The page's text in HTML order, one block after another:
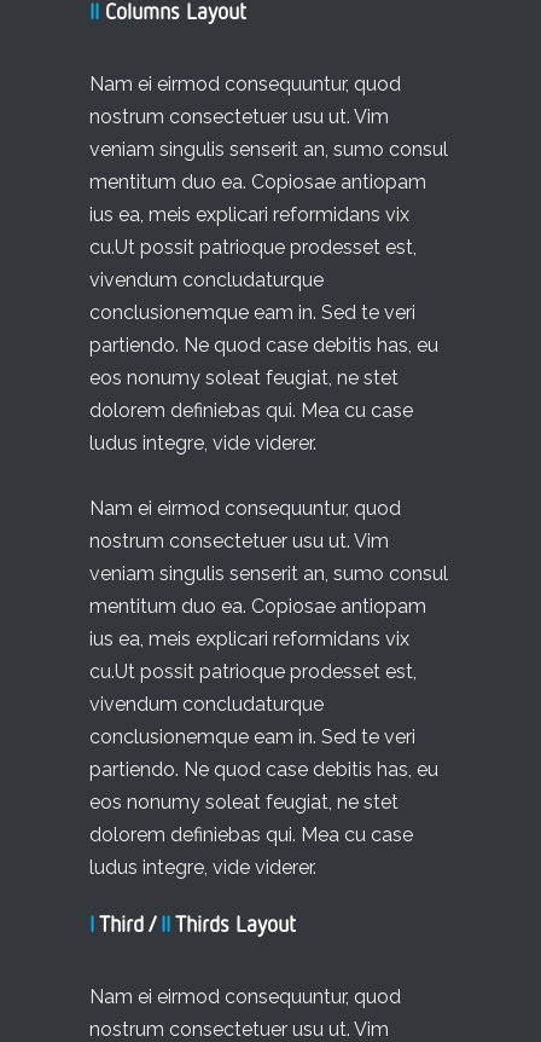
II Columns Layout
Nam ei eirmod consequuntur, quod
nostrum consectetuer usu ut. Vim
veniam singulis senserit an, sumo consul
mentitum duo ea. Copiosae antiopam
ius ea, meis explicari reformidans vix
cu.Ut possit patrioque prodesset est,
vivendum concludaturque
conclusionemque eam in. Sed te veri
partiendo. Ne quod case debitis has, eu
eos nonumy soleat feugiat, ne stet
dolorem definiebas qui. Mea cu case
ludus integre, vide viderer.
Nam ei eirmod consequuntur, quod
nostrum consectetuer usu ut. Vim
veniam singulis senserit an, sumo consul
mentitum duo ea. Copiosae antiopam
ius ea, meis explicari reformidans vix
cu.Ut possit patrioque prodesset est,
vivendum concludaturque
conclusionemque eam in. Sed te veri
partiendo. Ne quod case debitis has, eu
eos nonumy soleat feugiat, ne stet
dolorem definiebas qui. Mea cu case
ludus integre, vide viderer.
I Third / II Thirds Layout
Nam ei eirmod consequuntur, quod
nostrum consectetuer usu ut. Vim